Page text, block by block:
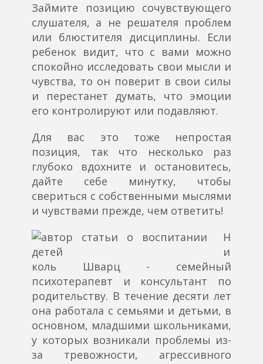
Займите позицию сочувствующего
слушателя, а не решателя проблем
или блюстителя дисциплины. Если
ребенок видит, что с вами можно
спокойно исследовать свои мысли и
чувства, то он поверит в свои силы
и перестанет думать, что эмоции
его контролируют или подавляют.
Для вас это тоже непростая
позиция, так что несколько раз
глубоко вдохните и остановитесь,
дайте себе минутку, чтобы
свериться с собственными мыслями
и чувствами прежде, чем ответить!
Н
и
коль Шварц - семейный
психотерапевт и консультант по
родительству. В течение десяти лет
она работала с семьями и детьми, в
основном, младшими школьниками,
у которых возникали проблемы из-
за тревожности, агрессивного